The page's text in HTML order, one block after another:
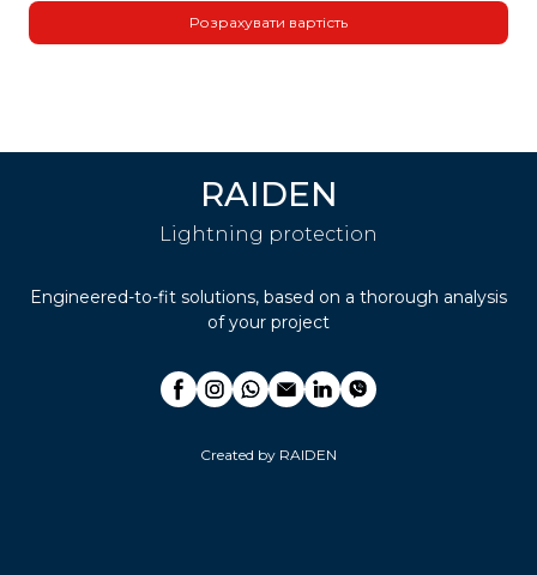
Розрахувати вартість
RAIDEN
Lightning protection
Engineered-to-fit solutions, based on a thorough analysis
of your project
Created by RAIDEN